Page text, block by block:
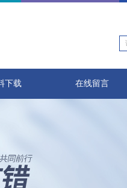
下载 在线留言